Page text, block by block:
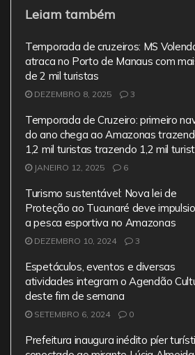
c
e
b
o
k
itt
er
ai
l
s
A
p
gr
a
Leiam também
Temporada de cruzeiros: MS
atraca no Porto de Manaus com
de 2 mil turistas
DEZEMBRO 8, 2025 3
Temporada de Cruzeiro: primeiro
do ano chega ao Amazonas
1,2 mil turistas trazendo 1,2 mil
JANEIRO 12, 2025 6
Turismo sustentável: Nova lei de
Proteção ao Tucunaré deve
a pesca esportiva no Amazonas
DEZEMBRO 10, 2024 3
Espetáculos, eventos e diversas
atividades integram o Agendão
deste fim de semana
SETEMBRO 6, 2024 0
Prefeitura inaugura inédito píer